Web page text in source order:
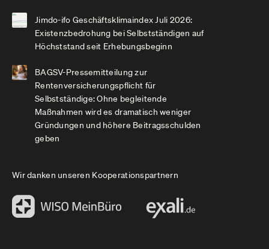
Jimdo-ifo Geschäftsklimaindex Juli 2026:
Existenzbedrohung bei Selbstständigen auf
Höchststand seit Erhebungsbeginn
BAGSV-Pressemitteilung zur
Rentenversicherungspflicht für
Selbstständige: Ohne begleitende
Maßnahmen wird es dramatisch weniger
Gründungen und höhere Beitragsschulden
geben
Wir danken unseren Kooperationspartnern